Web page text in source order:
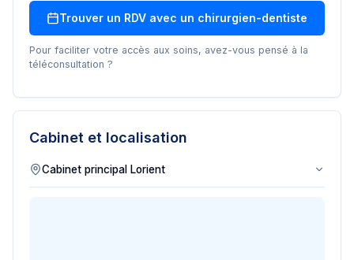
Trouver un RDV avec un chirurgien-dentiste
Pour faciliter votre accès aux soins, avez-vous pensé à la
téléconsultation ?
Cabinet et localisation